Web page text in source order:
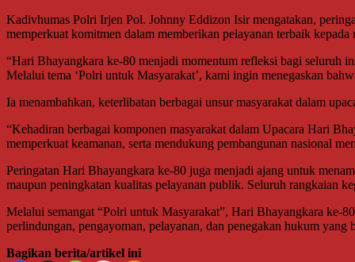
Kadivhumas Polri Irjen Pol. Johnny Eddizon Isir mengatakan,
memperkuat komitmen dalam memberikan pelayanan terbaik kepada
“Hari Bhayangkara ke-80 menjadi momentum refleksi bagi seluruh
Melalui tema ‘Polri untuk Masyarakat’, kami ingin menegaskan
Ia menambahkan, keterlibatan berbagai unsur masyarakat dalam
“Kehadiran berbagai komponen masyarakat dalam Upacara Hari
memperkuat keamanan, serta mendukung pembangunan nasional
Peringatan Hari Bhayangkara ke-80 juga menjadi ajang untuk
maupun peningkatan kualitas pelayanan publik. Seluruh rangkaian
Melalui semangat “Polri untuk Masyarakat”, Hari Bhayangkara ke-
perlindungan, pengayoman, pelayanan, dan penegakan hukum
Bagikan berita/artikel ini